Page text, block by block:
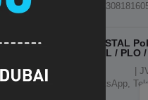
CRYSTAL
THNL / PLO
|
WhatsApp,